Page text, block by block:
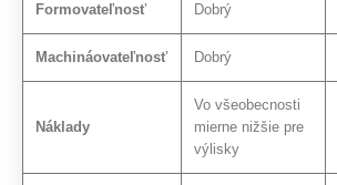
Formovateľnosť Dobrý
Machináovateľnosť Dobrý
Náklady
Vo všeobecnosti
mierne nižšie pre
výlisky